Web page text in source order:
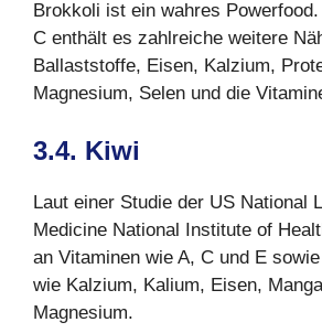
Brokkoli ist ein wahres
C enthält es zahlreiche weitere
Ballaststoffe, Eisen, Kalzium,
Magnesium, Selen und die
3.4. Kiwi
Laut einer Studie der US National
Medicine National Institute of
an Vitaminen wie A, C und E
wie Kalzium, Kalium, Eisen,
Magnesium.